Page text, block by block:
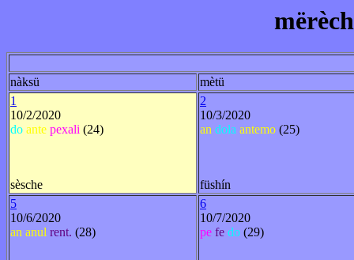
nàksü
mètü
1
10/2/2020
do ante pexali (24)
sèsche
2
10/3/2020
an dola antemo (25)
füshín
5
10/6/2020
an anul rent. (28)
6
10/7/2020
pe fe do (29)